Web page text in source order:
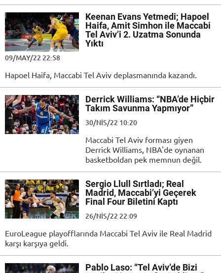
Keenan Evans Yetmedi; Hapoel
Haifa, Amit Simhon ile Maccabi
Tel Aviv’i 2. Uzatma Sonunda
Yıktı
09/MAY/22 22:58
Hapoel Haifa, Maccabi Tel Aviv deplasmanında kazandı.
Derrick Williams: “NBA’de Hiçbir
Takım Savunma Yapmıyor”
30/NIS/22 10:20
Maccabi Tel Aviv forması giyen
Derrick Williams, NBA'de oynanan
basketboldan pek memnun değil.
Sergio Llull Sırtladı; Real
Madrid, Maccabi’yi Geçerek
Final Four Biletini Kaptı
26/NIS/22 22:09
EuroLeague playofflarında Maccabi Tel Aviv ile Real Madrid
karşı karşıya geldi.
Pablo Laso: “Tel Aviv’de Bizi